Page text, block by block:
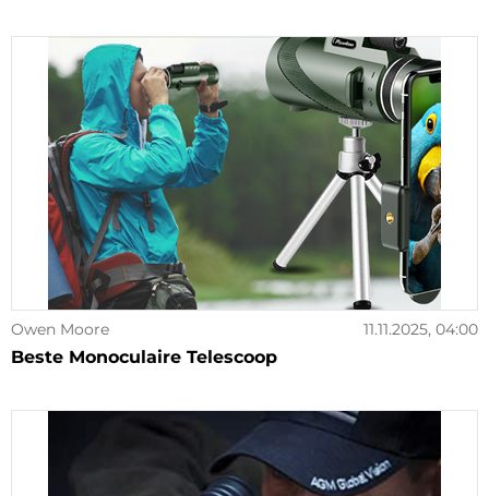
Owen Moore 11.11.2025, 04:00
Beste Monoculaire Telescoop